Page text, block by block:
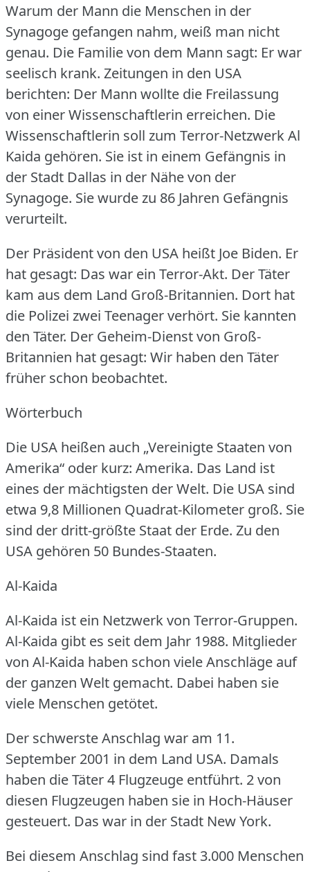
Warum der Mann die Menschen in der
Synagoge gefangen nahm, weiß man nicht
genau. Die Familie von dem Mann sagt: Er war
seelisch krank. Zeitungen in den USA
berichten: Der Mann wollte die Freilassung
von einer Wissenschaftlerin erreichen. Die
Wissenschaftlerin soll zum Terror-Netzwerk Al
Kaida gehören. Sie ist in einem Gefängnis in
der Stadt Dallas in der Nähe von der
Synagoge. Sie wurde zu 86 Jahren Gefängnis
verurteilt.
Der Präsident von den USA heißt Joe Biden. Er
hat gesagt: Das war ein Terror-Akt. Der Täter
kam aus dem Land Groß-Britannien. Dort hat
die Polizei zwei Teenager verhört. Sie kannten
den Täter. Der Geheim-Dienst von Groß-
Britannien hat gesagt: Wir haben den Täter
früher schon beobachtet.
Wörterbuch
Die USA heißen auch „Vereinigte Staaten von
Amerika“ oder kurz: Amerika. Das Land ist
eines der mächtigsten der Welt. Die USA sind
etwa 9,8 Millionen Quadrat-Kilometer groß. Sie
sind der dritt-größte Staat der Erde. Zu den
USA gehören 50 Bundes-Staaten.
Al-Kaida
Al-Kaida ist ein Netzwerk von Terror-Gruppen.
Al-Kaida gibt es seit dem Jahr 1988. Mitglieder
von Al-Kaida haben schon viele Anschläge auf
der ganzen Welt gemacht. Dabei haben sie
viele Menschen getötet.
Der schwerste Anschlag war am 11.
September 2001 in dem Land USA. Damals
haben die Täter 4 Flugzeuge entführt. 2 von
diesen Flugzeugen haben sie in Hoch-Häuser
gesteuert. Das war in der Stadt New York.
Bei diesem Anschlag sind fast 3.000 Menschen